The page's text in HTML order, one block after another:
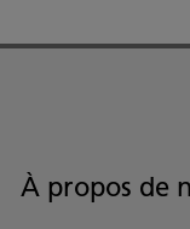
À propos de